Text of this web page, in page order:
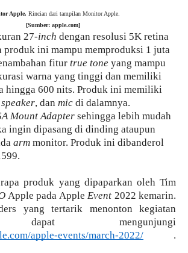
Apple. Rincian dari tampilan Monitor Apple.
[Sumber: apple.com]
27-inch dengan resolusi 5K retina
produk ini mampu memproduksi 1 juta
fitur true tone yang mampu
warna yang tinggi dan memiliki
hingga 600 nits. Produk ini memiliki
, dan mic di dalamnya.
Mount Adapter sehingga lebih mudah
ingin dipasang di dinding ataupun
arm monitor. Produk ini dibanderol
produk yang dipaparkan oleh Tim
Apple pada Apple Event 2022 kemarin.
yang tertarik menonton kegiatan
dapat mengunjungi
apple-events/march-2022/ .